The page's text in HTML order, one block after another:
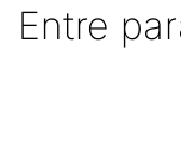
Entre